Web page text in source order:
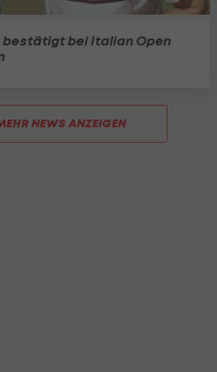
bestätigt bei Italian Open
NEWS ANZEIGEN